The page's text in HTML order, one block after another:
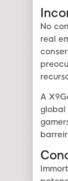
No
real
A
global